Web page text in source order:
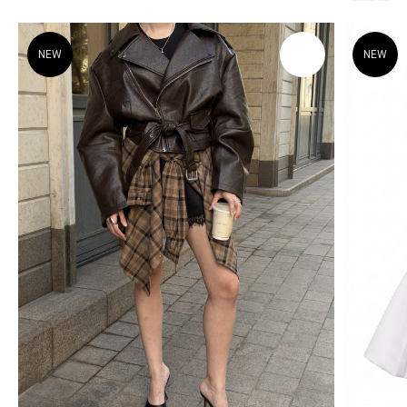
NEW NEW
TOP.INN КАТАЛОГ
ИНФОРМАЦИЯ
Верхняя одежда
Платья
Костюмы
Пиджаки
Обувь
Все категории
О бренде
Доставка и оплата
Магазины
Консультации
© TOP.INN Магазин
женской одежды 2018-2026
Реквизиты регистрации ИП
РОГАТИНА ИННА
СЕРГЕЕВНА
504508896959
Оплата Долями
Вакансии